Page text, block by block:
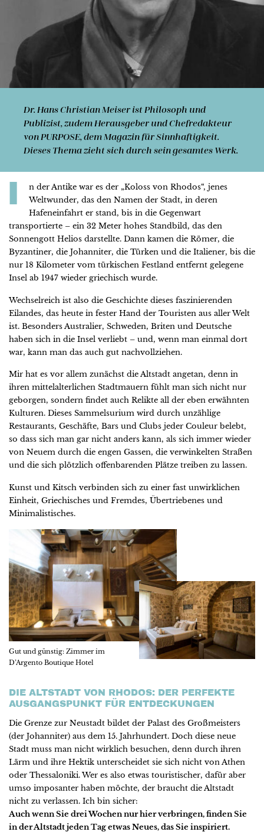
Dr. Hans Christian Meiser ist Philosoph und
Publizist, zudem Herausgeber und Chefredakteur
von PURPOSE, dem Magazin für Sinnhaftigkeit.
Dieses Thema zieht sich durch sein gesamtes Werk.
I
n der Antike war es der „Koloss von Rhodos“, jenes
Weltwunder, das den Namen der Stadt, in deren
Hafeneinfahrt er stand, bis in die Gegenwart
transportierte – ein 32 Meter hohes Standbild, das den
Sonnengott Helios darstellte. Dann kamen die Römer, die
Byzantiner, die Johanniter, die Türken und die Italiener, bis die
nur 18 Kilometer vom türkischen Festland entfernt gelegene
Insel ab 1947 wieder griechisch wurde.
Wechselreich ist also die Geschichte dieses faszinierenden
Eilandes, das heute in fester Hand der Touristen aus aller Welt
ist. Besonders Australier, Schweden, Briten und Deutsche
haben sich in die Insel verliebt – und, wenn man einmal dort
war, kann man das auch gut nachvollziehen.
Mir hat es vor allem zunächst die Altstadt angetan, denn in
ihren mittelalterlichen Stadtmauern fühlt man sich nicht nur
geborgen, sondern findet auch Relikte all der eben erwähnten
Kulturen. Dieses Sammelsurium wird durch unzählige
Restaurants, Geschäfte, Bars und Clubs jeder Couleur belebt,
so dass sich man gar nicht anders kann, als sich immer wieder
von Neuem durch die engen Gassen, die verwinkelten Straßen
und die sich plötzlich offenbarenden Plätze treiben zu lassen.
Kunst und Kitsch verbinden sich zu einer fast unwirklichen
Einheit, Griechisches und Fremdes, Übertriebenes und
Minimalistisches.
Gut und günstig: Zimmer im
D’Argento Boutique Hotel
DIE ALTSTADT VON RHODOS: DER PERFEKTE
AUSGANGSPUNKT FÜR ENTDECKUNGEN
Die Grenze zur Neustadt bildet der Palast des Großmeisters
(der Johanniter) aus dem 15. Jahrhundert. Doch diese neue
Stadt muss man nicht wirklich besuchen, denn durch ihren
Lärm und ihre Hektik unterscheidet sie sich nicht von Athen
oder Thessaloniki. Wer es also etwas touristischer, dafür aber
umso imposanter haben möchte, der braucht die Altstadt
nicht zu verlassen. Ich bin sicher:
Auch wenn Sie drei Wochen nur hier verbringen, finden Sie
in der Altstadt jeden Tag etwas Neues, das Sie inspiriert.